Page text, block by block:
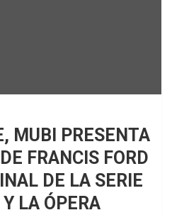
MUBI PRESENTA
FRANCIS FORD
DE LA SERIE
LA ÓPERA